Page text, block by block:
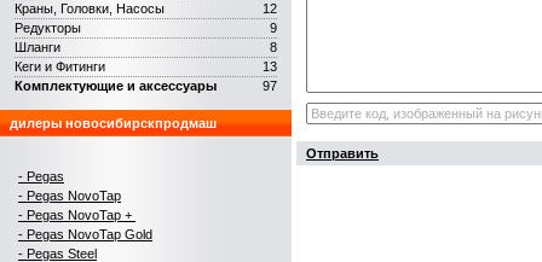
12
Краны, Головки, Насосы
9
Редукторы
8
Шланги
13
Кеги и Фитинги
97
Комплектующие и аксеcсуары
дилеры новосибирскпродмаш
- Pegas
- Pegas NovoTap
- Pegas NovoTap +
- Pegas NovoTap Gold
- Pegas Steel
Отправить